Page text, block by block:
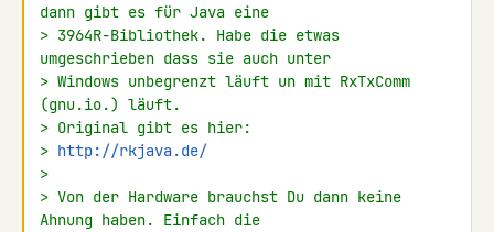
dann gibt es für Java eine
> 3964R-Bibliothek. Habe die etwas
umgeschrieben dass sie auch unter
> Windows unbegrenzt läuft un mit RxTxComm
(gnu.io.) läuft.
> Original gibt es hier:
> http://rkjava.de/
>
> Von der Hardware brauchst Du dann keine
Ahnung haben. Einfach die